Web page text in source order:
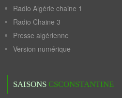
Radio Algérie chaine 1
Radio Chaine 3
Presse algérienne
Version numérique
SAISONS CSCONSTANTINE